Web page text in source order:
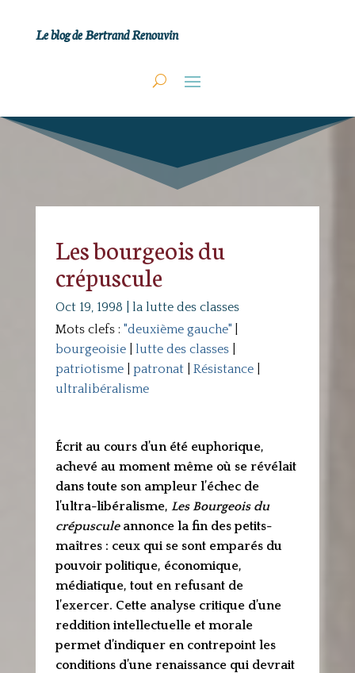
Le blog de Bertrand Renouvin
Les bourgeois du
crépuscule
Oct 19, 1998
la lutte des classes
Mots clefs : "deuxième gauche"|
bourgeoisie| lutte des classes|
patriotisme| patronat| Résistance|
ultralibéralisme
Écrit au cours d’un été euphorique,
achevé au moment même où se révélait
dans toute son ampleur l’échec de
l’ultra-libéralisme, Les Bourgeois du
crépusculeannonce la fin des petits-
maîtres : ceux qui se sont emparés du
pouvoir politique, économique,
médiatique, tout en refusant de
l’exercer. Cette analyse critique d’une
reddition intellectuelle et morale
permet d’indiquer en contrepoint les
conditions d’une renaissance qui devrait